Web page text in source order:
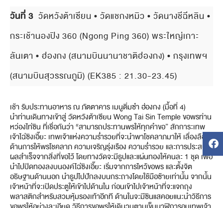
วันที่ 3 วัดหวังต้าเซียน • วัดแชกงหมิว • วัดนางชีฉีหลิน •
กระเช้านองปิง 360 (Ngong Ping 360) พระใหญ่เกาะ
ลันเตา • ฮ่องกง (สนามบินนานาชาติฮ่องกง) • กรุงเทพฯ
(สนามบินสุวรรณภูมิ) (EK385 : 21.30-23.45)
เช้า รับประทานอาหาร ณ ภัตตาคาร เมนูติ่มซํา ฮ่องกง (มื้อที่ 4)
นำท่านเดินทางเข้าสู่ วัดหวังต้าเซียน Wong Tai Sin Temple ขอพรท่าน
หว่องไท่ซิน ที่เชื่อกันว่า “สามารถประทานพรให้ทุกคำขอ” สักการะเทพ
เจ้าไฉ่ซิงเอี๊ยะ เทพเจ้าแห่งความร่ำรวยที่จะนำพาโชคลาภมาให้ เลื่องลือใน
ด้านการให้พรโชคลาภ ความเจริญรุ่งเรือง ความร่ำรวย และการประสบ
ผลสำเร็จจากสิ่งที่ขอไว้ โดยทางวัดจะมีธูปและแผ่นทองให้คนละ 1 ชุด เพื่อ
นำไปปิดทองลงบนองค์ไฉ่ซิงเอี๊ยะ เริ่มจากการไหว้ขอพร และตั้งจิต
อธิษฐานด้านนอก นำธูปไปปักลงบนกระถางโดยใช้มือซ้ายเท่านั้น จากนั้น
เจ้าหน้าที่จะเปิดประตูให้เข้าไปด้านใน ก่อนเข้าไปเจ้าหน้าที่จะแจกถุง
พลาสติกสำหรับสวมหุ้มรองเท้าอีกที ด้านในจะมีซินแสคอยแนะนำวิธีการ